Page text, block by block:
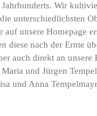
Wir
unterschiedlichsten
auf unsere Homepage
diese nach der Ernte
auch direkt an unsere
und Jürgen
und Anna